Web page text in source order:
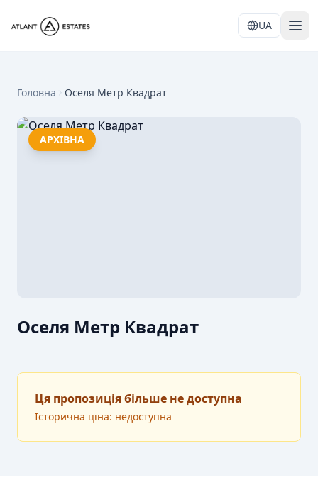
UA
Головна Оселя Метр Квадрат
АРХІВНА
Оселя Метр Квадрат
Ця пропозиція більше не доступна
Історична ціна: недоступна